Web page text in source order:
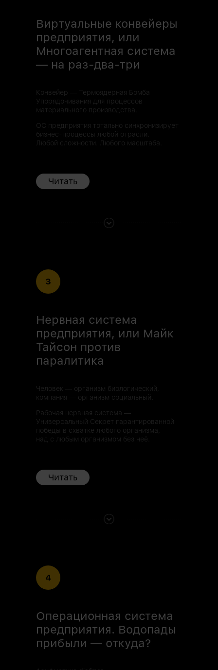
Виртуальные конвейеры
предприятия, или
Многоагентная система
— на раз-два-три
Конвейер — Термоядерная Бомба
Упорядочивания для процессов
материального производства.
ОС предприятия тотально синхронизирует
бизнес-процессы любой отрасли.
Любой сложности. Любого масштаба.
Читать
3
Нервная система
предприятия, или Майк
Тайсон против
паралитика
Человек — организм биологический,
компания — организм социальный.
Рабочая нервная система —
Универсальный Секрет гарантированной
победы в схватке любого организма, —
над с любым организмом без неё.
Читать
4
Операционная система
предприятия. Водопады
прибыли — откуда?